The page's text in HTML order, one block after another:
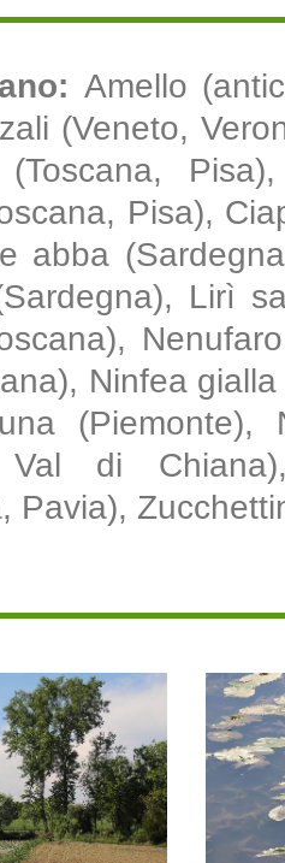
Amello
(Veneto,
Pisa),
abba
Lirì
Ninfea
(Piemonte),
Val di
Pavia),